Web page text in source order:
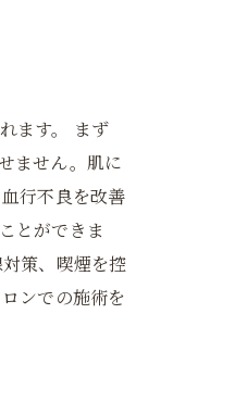
ます。 まず
ません。肌に
行不良を改善
とができま
策、喫煙を控
ンでの施術を